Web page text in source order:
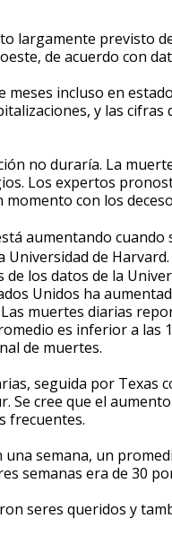
largamente previsto
de acuerdo con
incluso en
y las
no duraría. La
Los expertos
con los
aumentando
Universidad de Harvard.
de los datos de la
Unidos ha
muertes diarias
es inferior a
de muertes.
seguida por Texas
Se cree que el
frecuentes.
semana, un
semanas era de 30
seres queridos y